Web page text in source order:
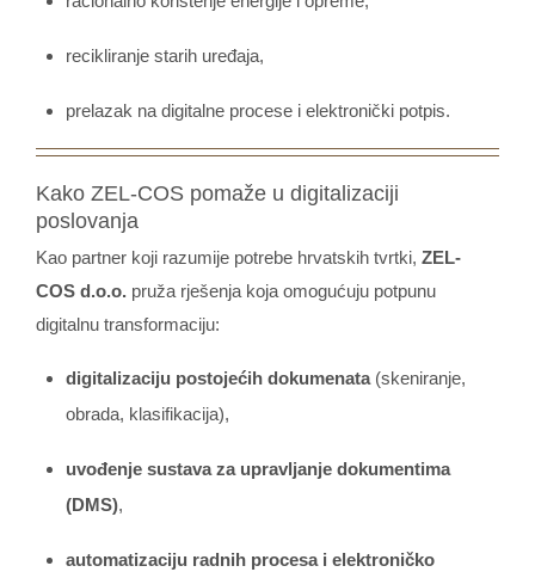
recikliranje starih uređaja,
prelazak na digitalne procese i elektronički potpis.
Kako ZEL-COS pomaže u digitalizaciji
poslovanja
Kao partner koji razumije potrebe hrvatskih tvrtki, ZEL-
COS d.o.o. pruža rješenja koja omogućuju potpunu
digitalnu transformaciju:
digitalizaciju postojećih dokumenata(skeniranje,
obrada, klasifikacija),
uvođenje sustava za upravljanje dokumentima
(DMS),
automatizaciju radnih procesa i elektroničko